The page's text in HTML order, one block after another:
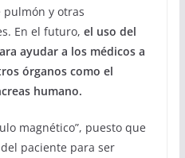
y otras
En el futuro, el uso del
ayudar a los médicos a
órganos como el
humano.
magnético”, puesto que
paciente para ser